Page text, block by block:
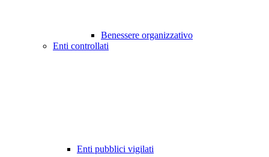
Benessere organizzativo
Enti controllati
Enti pubblici vigilati